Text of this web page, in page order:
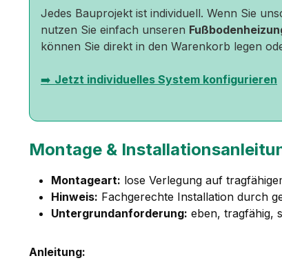
Jedes Bauprojekt ist individuell. Wenn Sie
nutzen Sie einfach unseren
können Sie direkt in den Warenkorb legen
➡️ Jetzt individuelles System konfigurieren
Montage &
Montageart: lose Verlegung auf
Hinweis: Fachgerechte Installation durch
Untergrundanforderung: eben, tragfähig,
Anleitung: